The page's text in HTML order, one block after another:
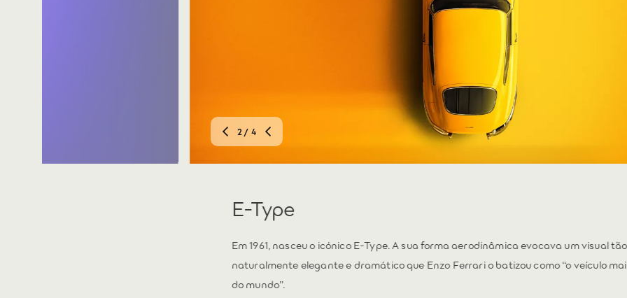
3 / 4
XJS
Polarizando o mundo com o seu tamanho e a sua abordagem arrojada ao design, o
causou um verdadeiro alvoroço em 1975. Uma escolha emocional e uma
condução igualmente visceral.